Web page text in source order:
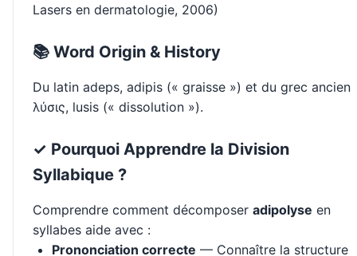
Lasers en dermatologie, 2006)
📚 Word Origin & History
Du latin adeps, adipis (« graisse ») et du grec ancien
λύσις, lusis (« dissolution »).
✓ Pourquoi Apprendre la Division
Syllabique ?
Comprendre comment décomposer adipolyse en
syllabes aide avec :
Prononciation correcte — Connaître la structure